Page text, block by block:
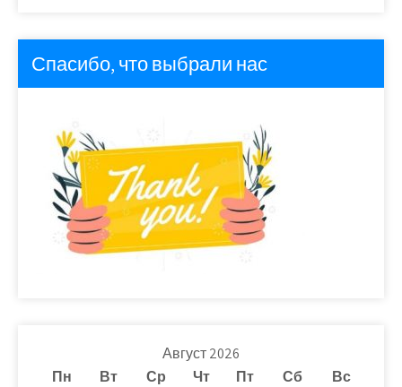
Спасибо, что выбрали нас
Август 2026
Пн
Вт Ср Чт Пт Сб
Вс